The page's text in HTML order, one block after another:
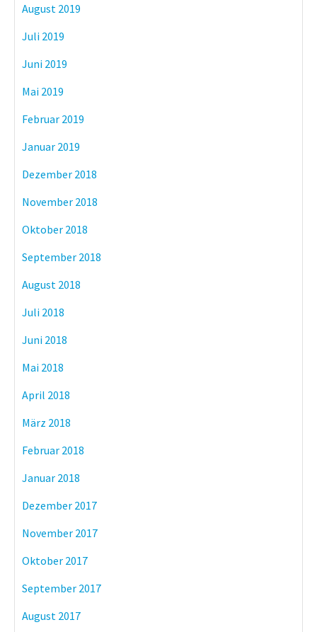
August 2019
Juli 2019
Juni 2019
Mai 2019
Februar 2019
Januar 2019
Dezember 2018
November 2018
Oktober 2018
September 2018
August 2018
Juli 2018
Juni 2018
Mai 2018
April 2018
März 2018
Februar 2018
Januar 2018
Dezember 2017
November 2017
Oktober 2017
September 2017
August 2017